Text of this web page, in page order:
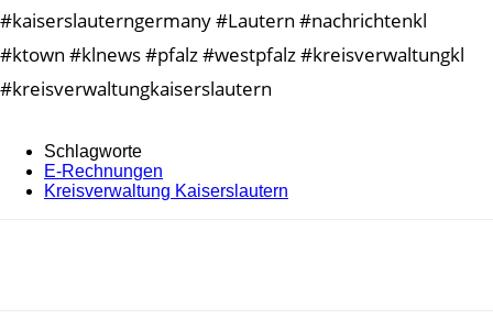
#kaiserslauterngermany #Lautern #nachrichtenkl
#ktown #klnews #pfalz #westpfalz #kreisverwaltungkl
#kreisverwaltungkaiserslautern
Schlagworte
E-Rechnungen
Kreisverwaltung Kaiserslautern